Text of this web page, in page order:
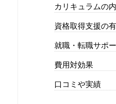
カリキュラムの
資格取得支援の
就職・転職サポ
費用対効果
口コミや実績